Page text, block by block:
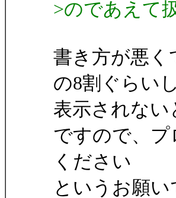
>のであえて
書き方が悪
の8割ぐらい
表示されな
ですので、
ください
というお願